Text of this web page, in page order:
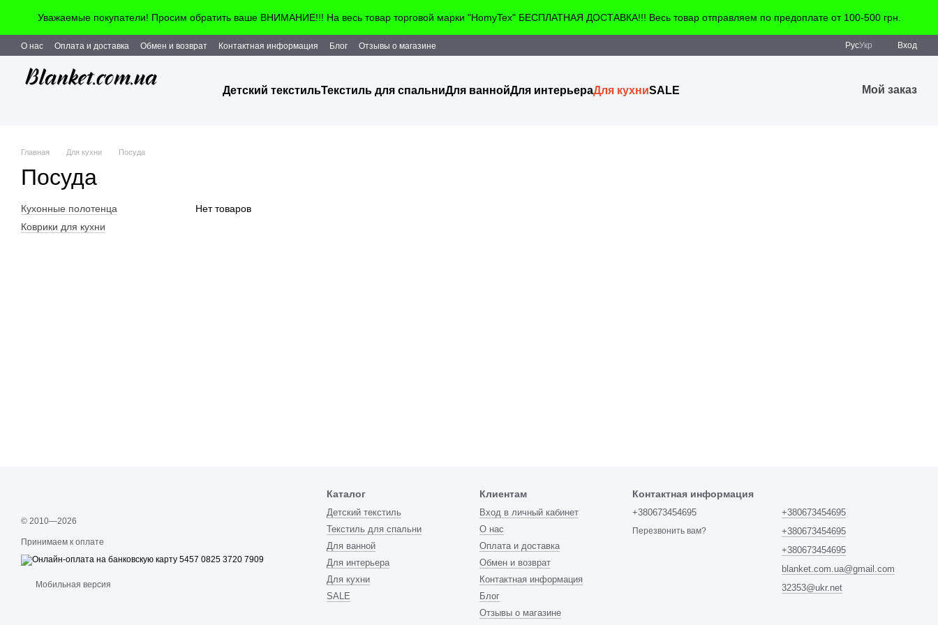
Уважаемые покупатели! Просим обратить ваше ВНИМАНИЕ!!! На весь товар торговой марки "HomyTex" БЕСПЛАТНАЯ ДОСТАВКА!!! Весь товар отправляем по предоплате от 100-500 грн.
О нас Оплата и доставка Обмен и возврат Контактная информация Блог Отзывы о магазине РусУкр Вход
Детский текстильТекстиль для спальниДля ваннойДля интерьераДля кухниSALE Мой заказ
Главная Для кухни Посуда
Посуда
Нет товаров
Кухонные полотенца
Коврики для кухни
© 2010—2026
Принимаем к оплате
Мобильная версия
Каталог
Детский текстиль
Текстиль для спальни
Для ванной
Для интерьера
Для кухни
SALE
Клиентам
Вход в личный кабинет
О нас
Оплата и доставка
Обмен и возврат
Контактная информация
Блог
Отзывы о магазине
Контактная информация
+380673454695
Перезвонить вам?
+380673454695
+380673454695
+380673454695
blanket.com.ua@gmail.com
32353@ukr.net